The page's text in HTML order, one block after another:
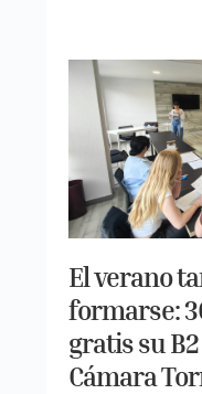
El verano
formarse:
gratis su
Cámara